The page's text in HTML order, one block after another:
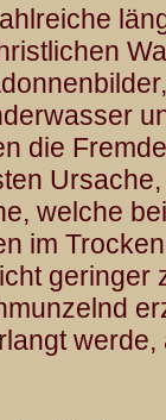
die
welche
im
geringer